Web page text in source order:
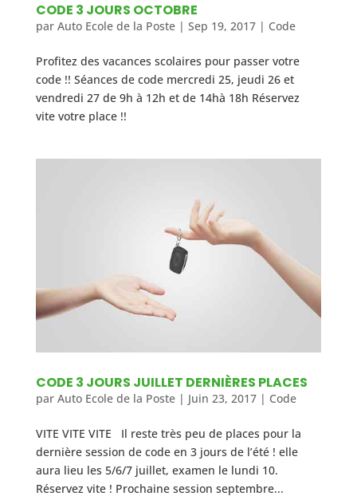
CODE 3 JOURS OCTOBRE
par Auto Ecole de la Poste| Sep 19, 2017| Code
Profitez des vacances scolaires pour passer votre
code !! Séances de code mercredi 25, jeudi 26 et
vendredi 27 de 9h à 12h et de 14hà 18h Réservez
vite votre place !!
CODE 3 JOURS JUILLET DERNIÈRES PLACES
par Auto Ecole de la Poste| Juin 23, 2017| Code
VITE VITE VITE Il reste très peu de places pour la
dernière session de code en 3 jours de l’été ! elle
aura lieu les 5/6/7 juillet, examen le lundi 10.
Réservez vite ! Prochaine session septembre...